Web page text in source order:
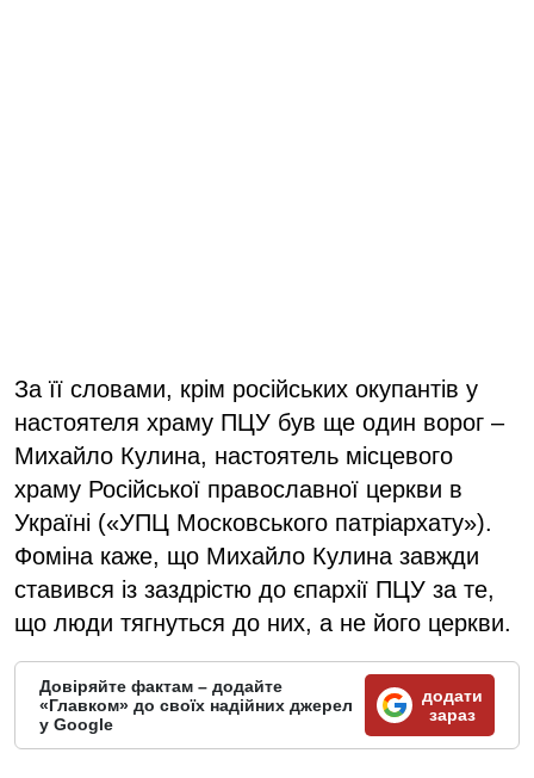
За її словами, крім російських окупантів у
настоятеля храму ПЦУ був ще один ворог –
Михайло Кулина, настоятель місцевого
храму Російської православної церкви в
Україні («УПЦ Московського патріархату»).
Фоміна каже, що Михайло Кулина завжди
ставився із заздрістю до єпархії ПЦУ за те,
що люди тягнуться до них, а не його церкви.
Довіряйте фактам – додайте
«Главком» до своїх надійних джерел
у Google
додати
зараз